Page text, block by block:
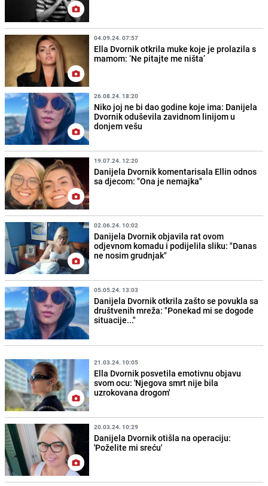
04.09.24. 07:57
Ella Dvornik otkrila muke koje je prolazila s
mamom: ‘Ne pitajte me ništa’
26.08.24. 18:20
Niko joj ne bi dao godine koje ima: Danijela
Dvornik oduševila zavidnom linijom u
donjem vešu
19.07.24. 12:20
Danijela Dvornik komentarisala Ellin odnos
sa djecom: "Ona je nemajka"
02.06.24. 10:02
Danijela Dvornik objavila rat ovom
odjevnom komadu i podijelila sliku: "Danas
ne nosim grudnjak"
05.05.24. 13:03
Danijela Dvornik otkrila zašto se povukla sa
društvenih mreža: "Ponekad mi se dogode
situacije..."
21.03.24. 10:05
Ella Dvornik posvetila emotivnu objavu
svom ocu: 'Njegova smrt nije bila
uzrokovana drogom'
20.03.24. 10:29
Danijela Dvornik otišla na operaciju:
'Poželite mi sreću'